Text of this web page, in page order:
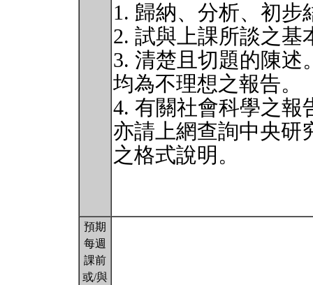
1. 歸納、分析、初步
2. 試與上課所談之基
3. 清楚且切題的陳述
均為不理想之報告。
4. 有關社會科學之報
亦請上網查詢中央研
之格式說明。
預期
每週
課前
或/與